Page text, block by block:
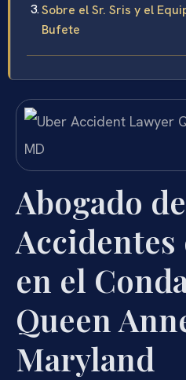
Sobre el Sr. Sris y el
Bufete
Abogado de
Accidentes
en el
Queen
Maryland